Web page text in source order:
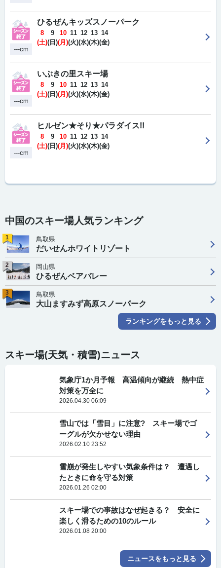
---cm
ひるぜんキッズスノーパーク
8
(土)
9
(日)
10
(月)
11
(火)
12
(水)
13
(木)
14
(金)
---cm
いぶきの里スキー場
8
(土)
9
(日)
10
(月)
11
(火)
12
(水)
13
(木)
14
(金)
---cm
ヒルゼン★そり★パラダイス!!
8
(土)
9
(日)
10
(月)
11
(火)
12
(水)
13
(木)
14
(金)
中国のスキー場人気ランキング
1 鳥取県
だいせんホワイトリゾート
2 岡山県
ひるぜんベアバレー
3 鳥取県
大山ますみず高原スノーパーク
ランキングをもっと見る
スキー場(天気・積雪)ニュース
気象庁1か月予報 高温傾向が継続 熱中症
対策を万全に
2026.04.30 06:09
雪山では「雪目」に注意? スキー場でゴ
ーグルが欠かせない理由
2026.02.10 23:52
雪崩が発生しやすい気象条件は？ 遭遇し
たときに命を守る対策
2026.01.26 02:00
スキー場での事故はなぜ起きる？ 安全に
楽しく滑るための10のルール
2026.01.08 20:00
ニュースをもっと見る